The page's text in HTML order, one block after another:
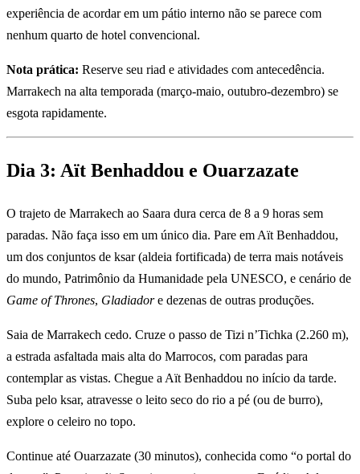
experiência de acordar em um pátio interno não se parece com
nenhum quarto de hotel convencional.
Nota prática: Reserve seu riad e atividades com antecedência.
Marrakech na alta temporada (março-maio, outubro-dezembro) se
esgota rapidamente.
Dia 3: Aït Benhaddou e Ouarzazate
O trajeto de Marrakech ao Saara dura cerca de 8 a 9 horas sem
paradas. Não faça isso em um único dia. Pare em Aït Benhaddou,
um dos conjuntos de ksar (aldeia fortificada) de terra mais notáveis
do mundo, Patrimônio da Humanidade pela UNESCO, e cenário de
Game of Thrones, Gladiadore dezenas de outras produções.
Saia de Marrakech cedo. Cruze o passo de Tizi n’Tichka (2.260 m),
a estrada asfaltada mais alta do Marrocos, com paradas para
contemplar as vistas. Chegue a Aït Benhaddou no início da tarde.
Suba pelo ksar, atravesse o leito seco do rio a pé (ou de burro),
explore o celeiro no topo.
Continue até Ouarzazate (30 minutos), conhecida como “o portal do